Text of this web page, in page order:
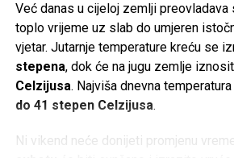
Već danas u cijeloj zemlji preovladava
toplo vrijeme uz slab do umjeren
vjetar. Jutarnje temperature kreću se
stepena, dok će na jugu zemlje
Celzijusa. Najviša dnevna
do 41 stepen Celzijusa.
Ni vikend neće donijeti promjenu